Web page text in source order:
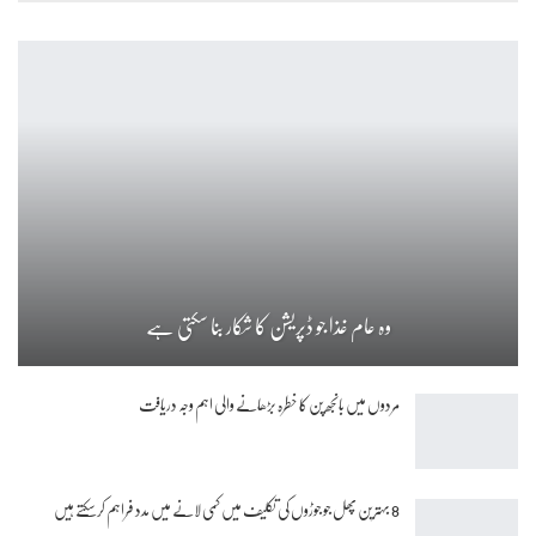
وہ عام غذا جو ڈپریشن کا شکار بنا سکتی ہے
مردوں میں بانجھ پن کا خطرہ بڑھانے والی اہم وجہ دریافت
8 بہترین پھل جو جوڑوں کی تکلیف میں کمی لانے میں مدد فراہم کرسکتے ہیں